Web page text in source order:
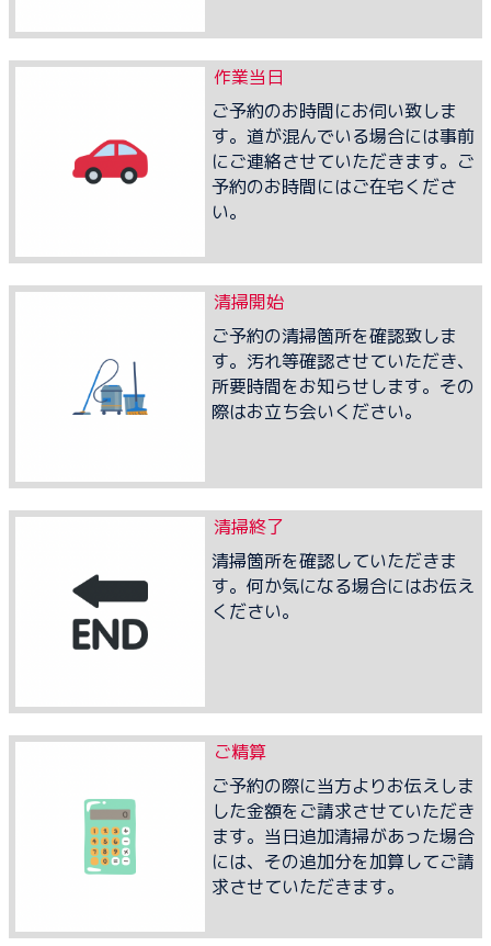
作業当日
ご予約のお時間にお伺い致しま
す。道が混んでいる場合には事前
にご連絡させていただきます。ご
予約のお時間にはご在宅くださ
い。
清掃開始
ご予約の清掃箇所を確認致しま
す。汚れ等確認させていただき、
所要時間をお知らせします。その
際はお立ち会いください。
清掃終了
清掃箇所を確認していただきま
す。何か気になる場合にはお伝え
ください。
ご精算
ご予約の際に当方よりお伝えしま
した金額をご請求させていただき
ます。当日追加清掃があった場合
には、その追加分を加算してご請
求させていただきます。